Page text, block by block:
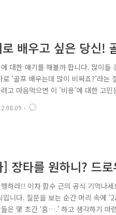
배우고 싶은 당신!
대한 얘기를 해볼까 합니다. 많이
로 '골프 배우는데 많이 비싸죠?'라는
고 마음먹으면 이 '비용'에 대한 고
론이고 장비도 다 마련해야 할 것 같
스포츠라는 인식이 있다 보니 지레
장타를 원하니? 드
하라!! 이차 함수 근의 공식 기억나
입니다. 질문을 보는 순간 머리 속에
은 몇 초간 ‘흠….’ 하고 생각하기